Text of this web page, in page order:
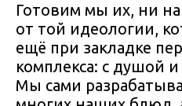
Готовим мы их, ни на
от той идеологии,
ещё при закладке
комплекса: с душой
Мы сами